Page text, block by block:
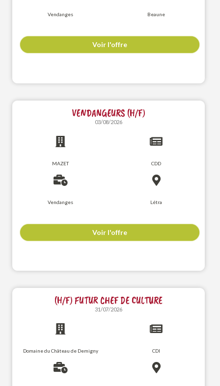
Vendanges Beaune
Voir l'offre
VENDANGEURS (H/F)
03/08/2026
MAZET CDD
Vendanges Létra
Voir l'offre
(H/F) FUTUR CHEF DE CULTURE
31/07/2026
Domaine du Château de Demigny CDI